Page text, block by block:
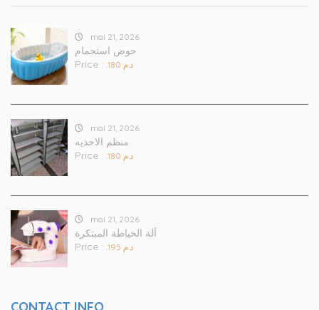
mai 21, 2026
حوض استحمام
Price :
.د.م 180
mai 21, 2026
منظم الاحذيه
Price :
.د.م 180
mai 21, 2026
آلة الخياطة المبتكرة
Price :
.د.م 195
CONTACT INFO